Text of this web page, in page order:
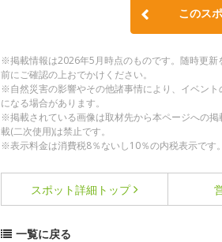
このス
※掲載情報は2026年5月時点のものです。随時更
前にご確認の上おでかけください。
※自然災害の影響やその他諸事情により、イベン
になる場合があります。
※掲載されている画像は取材先から本ページへの
載(二次使用)は禁止です。
※表示料金は消費税8％ないし10％の内税表示です。
スポット詳細 トップ
一覧に戻る